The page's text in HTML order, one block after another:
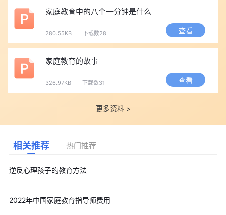
家庭教育中的八个一分钟是什么
280.55KB 下载数28 查看
家庭教育的故事
326.97KB 下载数31 查看
更多资料 >
相关推荐 热门推荐
逆反心理孩子的教育方法
2022年中国家庭教育指导师费用